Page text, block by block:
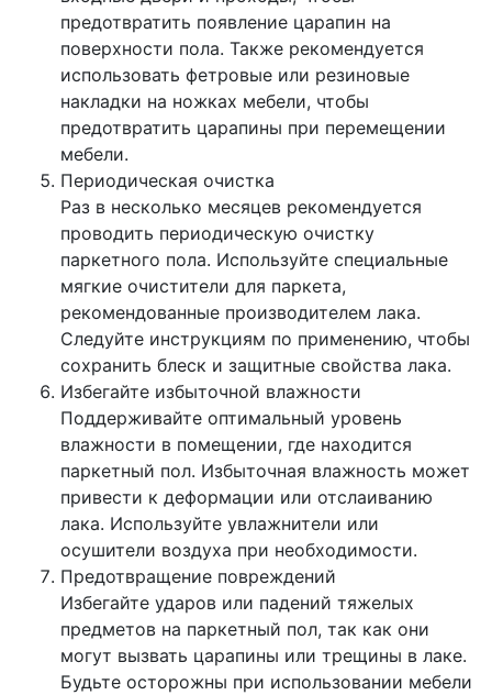
предотвратить появление царапин на
поверхности пола. Также рекомендуется
использовать фетровые или резиновые
накладки на ножках мебели, чтобы
предотвратить царапины при перемещении
мебели.
Периодическая очистка
Раз в несколько месяцев рекомендуется
проводить периодическую очистку
паркетного пола. Используйте специальные
мягкие очистители для паркета,
рекомендованные производителем лака.
Следуйте инструкциям по применению, чтобы
сохранить блеск и защитные свойства лака.
Избегайте избыточной влажности
Поддерживайте оптимальный уровень
влажности в помещении, где находится
паркетный пол. Избыточная влажность может
привести к деформации или отслаиванию
лака. Используйте увлажнители или
осушители воздуха при необходимости.
Предотвращение повреждений
Избегайте ударов или падений тяжелых
предметов на паркетный пол, так как они
могут вызвать царапины или трещины в лаке.
Будьте осторожны при использовании мебели